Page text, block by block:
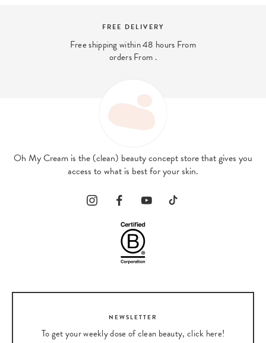
FREE DELIVERY
Free shipping within 48 hours From
orders From .
Oh My Cream is the (clean) beauty concept store that gives you
access to what is best for your skin.
NEWSLETTER
To get your weekly dose of clean beauty, click here!